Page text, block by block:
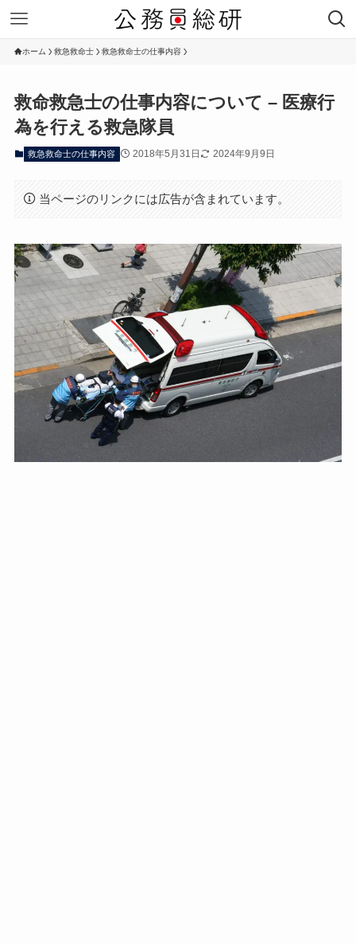
ホーム 救急救命士 救急救命士の仕事内容
救命救急士の仕事内容について – 医療行
為を行える救急隊員
救急救命士の仕事内容 2018年5月31日 2024年9月9日
当ページのリンクには広告が含まれています。